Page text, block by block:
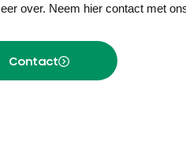
over. Neem hier contact met
Contact